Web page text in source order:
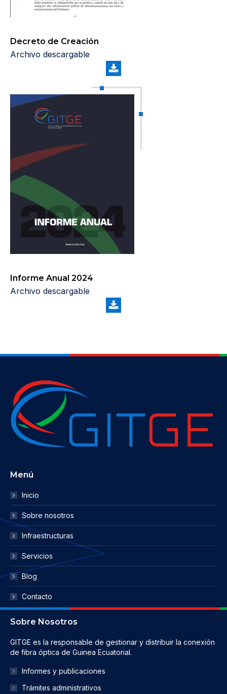
Decreto de Creación
Archivo descargable
Informe Anual 2024
Archivo descargable
Menú
Inicio
Sobre nosotros
Infraestructuras
Servicios
Blog
Contacto
Sobre Nosotros
GITGE es la responsable de gestionar y distribuir la conexión
de fibra óptica de Guinea Ecuatorial.
Informes y publicaciones
Trámites administrativos